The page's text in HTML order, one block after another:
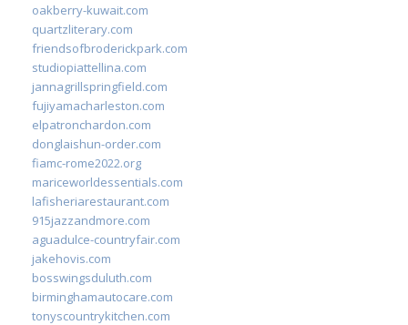
oakberry-kuwait.com
quartzliterary.com
friendsofbroderickpark.com
studiopiattellina.com
jannagrillspringfield.com
fujiyamacharleston.com
elpatronchardon.com
donglaishun-order.com
fiamc-rome2022.org
mariceworldessentials.com
lafisheriarestaurant.com
915jazzandmore.com
aguadulce-countryfair.com
jakehovis.com
bosswingsduluth.com
birminghamautocare.com
tonyscountrykitchen.com